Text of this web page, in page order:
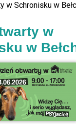
w Schronisku w
w
w